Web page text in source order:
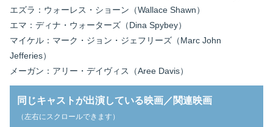
エズラ：ウォーレス・ショーン（Wallace Shawn）
エマ：ディナ・ウォーターズ（Dina Spybey）
マイケル：マーク・ジョン・ジェフリーズ（Marc John
Jefferies）
メーガン：アリー・デイヴィス（Aree Davis）
同じキャストが出演している映画／関連映画
（左右にスクロールできます）